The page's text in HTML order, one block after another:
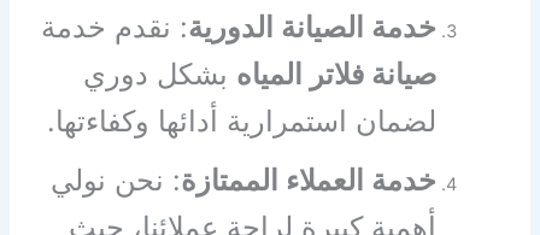
خدمة الصيانة الدورية: نقدم خدمة
صيانة فلاتر المياه بشكل دوري
لضمان استمرارية أدائها وكفاءتها.
خدمة العملاء الممتازة: نحن نولي
أهمية كبيرة لراحة عملائنا، حيث